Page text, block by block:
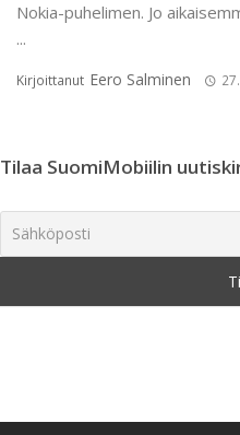
Nokia-puhelimen. Jo
...
Kirjoittanut Eero Salminen
Tilaa SuomiMobiilin